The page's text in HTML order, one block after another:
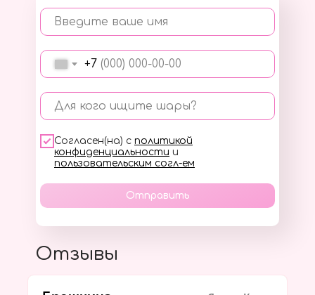
Введите ваше имя
+7
Для кого ищите шары?
Согласен(на) с политикой
конфиденциальности и
пользовательским согл-ем
Отправить
Отзывы